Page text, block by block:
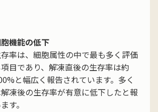
機能の低下
率は、細胞属性の中で最も多く評価
目であり、解凍直後の生存率は約
と幅広く報告されています。多く
凍後の生存率が有意に低下したと報
す。